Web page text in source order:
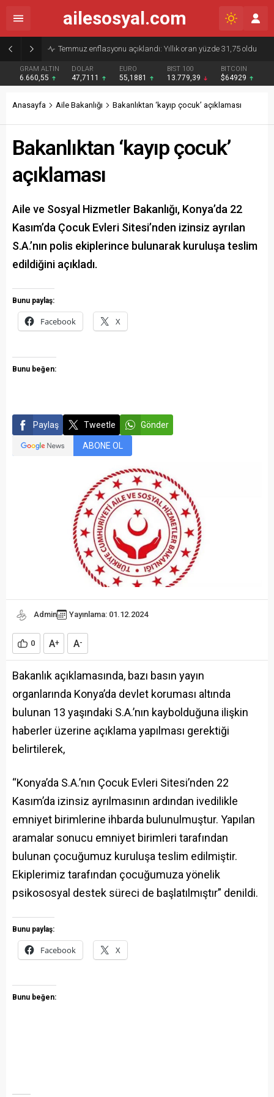
GRAM ALTIN
6.660,55
DOLAR
47,7111
EURO
55,1881
BIST 100
13.779,39
BITCOIN
$64929
ailesosyal.com
Anasayfa Aile Bakanlığı Bakanlıktan ‘kayıp çocuk’ açıklaması
Bakanlıktan ‘kayıp çocuk’
açıklaması
Aile ve Sosyal Hizmetler Bakanlığı, Konya’da 22
Kasım’da Çocuk Evleri Sitesi’nden izinsiz ayrılan
S.A.’nın polis ekiplerince bulunarak kuruluşa teslim
edildiğini açıkladı.
Bunu paylaş:
Facebook X
Bunu beğen:
Paylaş Tweetle Gönder
ABONE OL
Admin Yayınlama: 01.12.2024
0 A+ A-
Bakanlık açıklamasında, bazı basın yayın
organlarında Konya’da devlet koruması altında
bulunan 13 yaşındaki S.A.’nın kaybolduğuna ilişkin
haberler üzerine açıklama yapılması gerektiği
belirtilerek,
“Konya’da S.A.’nın Çocuk Evleri Sitesi’nden 22
Kasım’da izinsiz ayrılmasının ardından ivedilikle
emniyet birimlerine ihbarda bulunulmuştur. Yapılan
aramalar sonucu emniyet birimleri tarafından
bulunan çocuğumuz kuruluşa teslim edilmiştir.
Ekiplerimiz tarafından çocuğumuza yönelik
psikososyal destek süreci de başlatılmıştır” denildi.
Bunu paylaş:
Facebook X
Bunu beğen: